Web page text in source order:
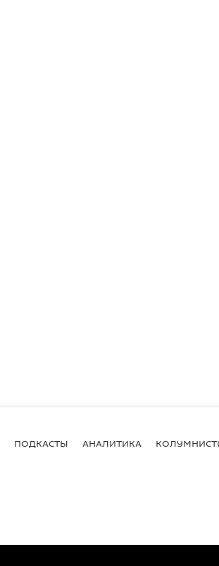
ПОДКАСТЫ АНАЛИТИКА